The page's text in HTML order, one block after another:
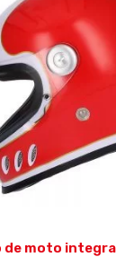
de moto